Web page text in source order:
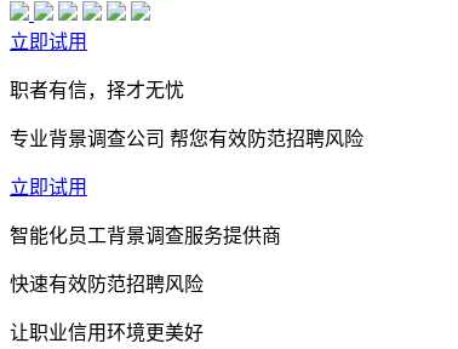
立即试用
职者有信，择才无忧
专业背景调查公司 帮您有效防范招聘风险
立即试用
智能化员工背景调查服务提供商
快速有效防范招聘风险
让职业信用环境更美好